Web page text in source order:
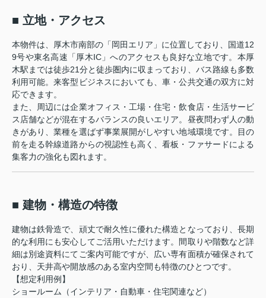
■ 立地・アクセス
本物件は、厚木市南部の「岡田エリア」に位置しており、国道12
9号や東名高速「厚木IC」へのアクセスも良好な立地です。本厚
木駅までは徒歩21分と徒歩圏内に収まっており、バス路線も多数
利用可能。来客型ビジネスにおいても、車・公共交通の双方に対
応できます。
また、周辺には企業オフィス・工場・住宅・飲食店・生活サービ
ス店舗などが混在するバランスの良いエリア。昼夜問わず人の動
きがあり、業種を選ばず事業展開がしやすい地域環境です。目の
前を走る幹線道路からの視認性も高く、看板・ファサードによる
集客力の強化も図れます。
■ 建物・構造の特徴
建物は鉄骨造で、頑丈で耐久性に優れた構造となっており、長期
的な利用にも安心してご活用いただけます。間取りや階数など詳
細は別途資料にてご案内可能ですが、広い専有面積が確保されて
おり、天井高や開放感のある室内空間も特徴のひとつです。
【想定利用例】
ショールーム（インテリア・自動車・住宅関連など）